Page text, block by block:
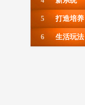
5 打造培养
6 生活玩法